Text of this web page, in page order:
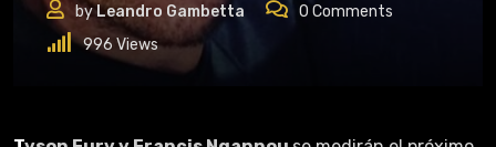
byLeandro Gambetta 0 Comments
996 Views